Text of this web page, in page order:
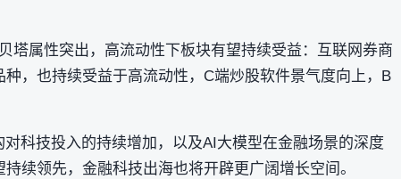
塔属性突出，高流动性下板块有望持续受益：互联网券商
，也持续受益于高流动性，C端炒股软件景气度向上，B
科技投入的持续增加，以及AI大模型在金融场景的深度
续领先，金融科技出海也将开辟更广阔增长空间。